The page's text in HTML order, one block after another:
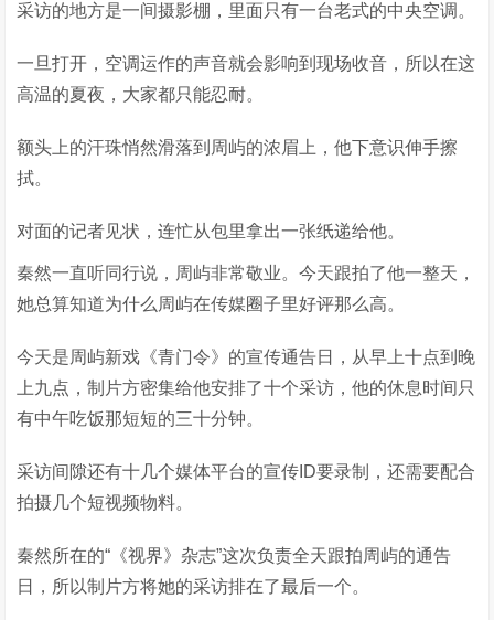
采访的地方是一间摄影棚，里面只有一台老式的中央空调。
一旦打开，空调运作的声音就会影响到现场收音，所以在这
高温的夏夜，大家都只能忍耐。
额头上的汗珠悄然滑落到周屿的浓眉上，他下意识伸手擦
拭。
对面的记者见状，连忙从包里拿出一张纸递给他。
秦然一直听同行说，周屿非常敬业。今天跟拍了他一整天，
她总算知道为什么周屿在传媒圈子里好评那么高。
今天是周屿新戏《青门令》的宣传通告日，从早上十点到晚
上九点，制片方密集给他安排了十个采访，他的休息时间只
有中午吃饭那短短的三十分钟。
采访间隙还有十几个媒体平台的宣传ID要录制，还需要配合
拍摄几个短视频物料。
秦然所在的“《视界》杂志”这次负责全天跟拍周屿的通告
日，所以制片方将她的采访排在了最后一个。